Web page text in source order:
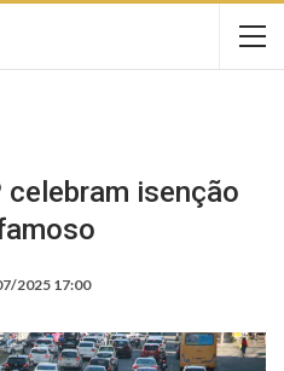
isenção
2025 17:00